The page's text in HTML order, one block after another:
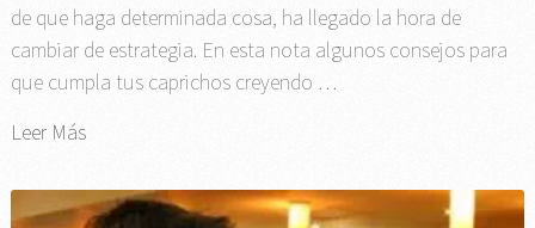
de que haga determinada cosa, ha llegado la hora de
cambiar de estrategia. En esta nota algunos consejos para
que cumpla tus caprichos creyendo …
Leer Más